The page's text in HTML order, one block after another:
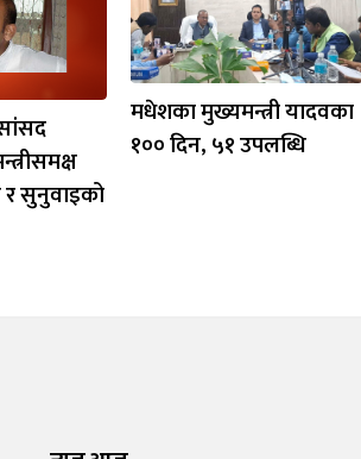
र सुनुवाइको
मधेशका मुख्यमन्त्री यादवका
१०० दिन, ५१ उपलब्धि